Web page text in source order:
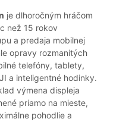
je dlhoročným hráčom
než 15 rokov
a predaja mobilnej
opravy rozmanitých
telefóny, tablety,
a inteligentné hodinky.
výmena displeja
priamo na mieste,
pohodlie a